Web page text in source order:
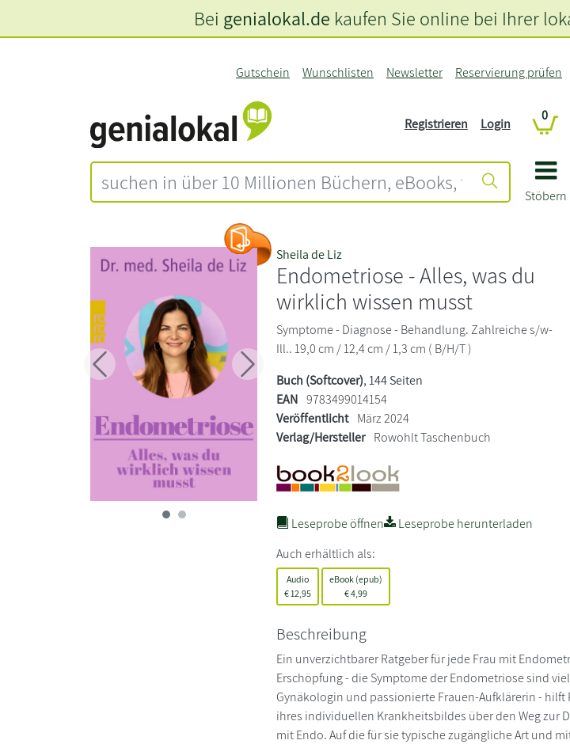
Stöbern
Gutschein Wunschlisten Newsletter Reservierung prüfen
Registrieren Login
0
Bei genialokal.de kaufen Sie online bei Ihrer
Zurück Weiter
Sheila de Liz
Endometriose - Alles, was du
wirklich wissen musst
Symptome - Diagnose - Behandlung. Zahlreiche s/w-
Ill.. 19,0 cm / 12,4 cm / 1,3 cm ( B/H/T )
Buch (Softcover), 144 Seiten
EAN 9783499014154
Veröffentlicht März 2024
Verlag/Hersteller Rowohlt Taschenbuch
Leseprobe öffnen
Leseprobe herunterladen
Auch erhältlich als:
Audio
€ 12,95
eBook (epub)
€4,99
Beschreibung
Ein unverzichtbarer Ratgeber für jede Frau mit
Erschöpfung - die Symptome der Endometriose sind
Gynäkologin und passionierte Frauen-Aufklärerin -
ihres individuellen Krankheitsbildes über den Weg zur
mit Endo. Auf die für sie typische zugängliche Art und